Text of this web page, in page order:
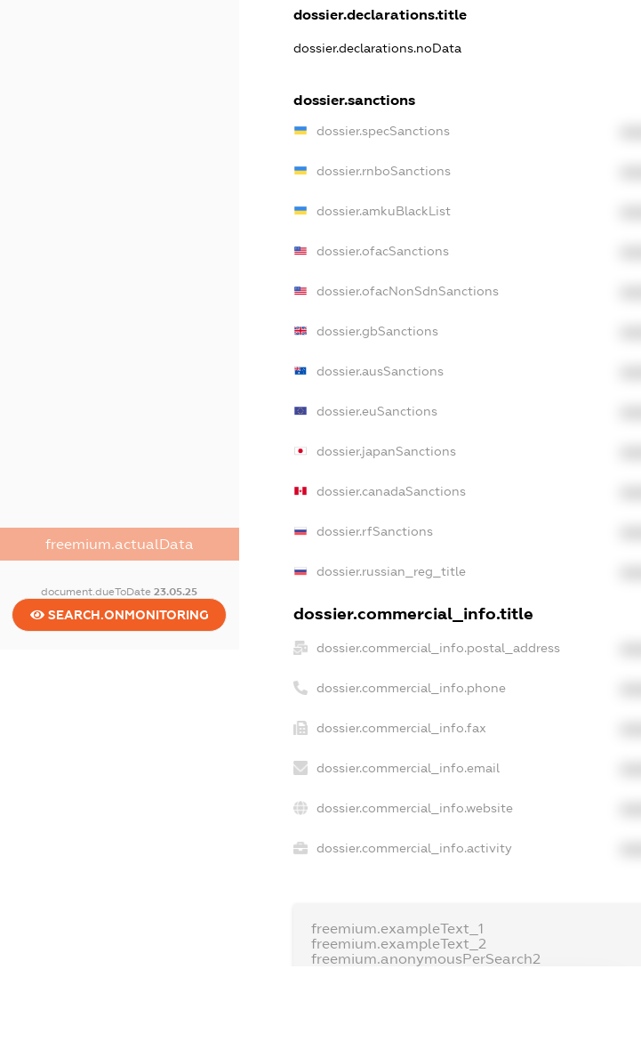
freemium.actualData
document.dueToDate23.05.25
SEARCH.ONMONITORING
dossier.declarations.title
dossier.declarations.noData
dossier.sanctions
dossier.specSanctions
dossier.rnboSanctions
dossier.amkuBlackList
dossier.ofacSanctions
dossier.ofacNonSdnSanctions
dossier.gbSanctions
dossier.ausSanctions
dossier.euSanctions
dossier.japanSanctions
dossier.canadaSanctions
dossier.rfSanctions
dossier.russian_reg_title
dossier.commercial_info.title
dossier.commercial_info.postal_address
dossier.commercial_info.phone
dossier.commercial_info.fax
dossier.commercial_info.email
dossier.commercial_info.website
dossier.commercial_info.activity
freemium.exampleText_1
freemium.exampleText_2
freemium.anonymousPerSearch2